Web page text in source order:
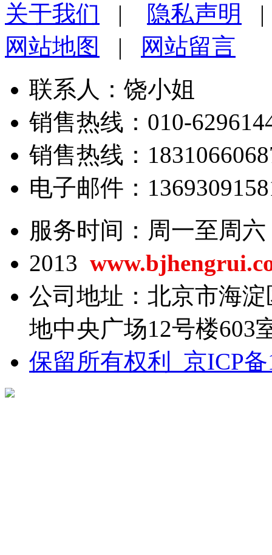
关于我们 | 隐私声明
网站地图
|
网站留言
联系人：饶小姐
销售热线：010-
销售热线：
电子邮件：
服务时间：周一至周
2013
公司地址：北京市海
地中央广场12号楼603
保留所有权利 京ICP备